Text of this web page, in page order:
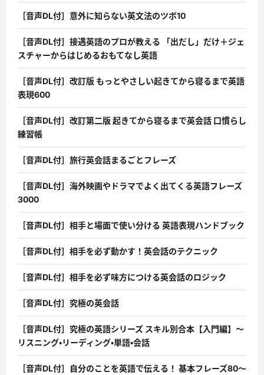
［音声DL付］意外に知らない英文法のツボ10
［音声DL付］接遇英語のプロが教える 「出だし」だけ＋ジェ
スチャーからはじめるおもてなし英語
［音声DL付］改訂版 もっとやさしい起きてから寝るまで英語
表現600
［音声DL付］改訂第二版 起きてから寝るまで英会話 口慣らし
練習帳
［音声DL付］旅行英会話まるごとフレーズ
［音声DL付］海外映画やドラマでよく出てくる英語フレーズ
3000
［音声DL付］相手と場面で使い分ける 英語表現ハンドブック
［音声DL付］相手を必ず動かす！英会話のテクニック
［音声DL付］相手を必ず味方につける英会話のロジック
［音声DL付］究極の英会話
［音声DL付］究極の英語シリーズ スキル別合本【入門編】〜
リスニング・リーディング・単語・会話
［音声DL付］自分のことを英語で伝える！ 基本フレーズ80〜